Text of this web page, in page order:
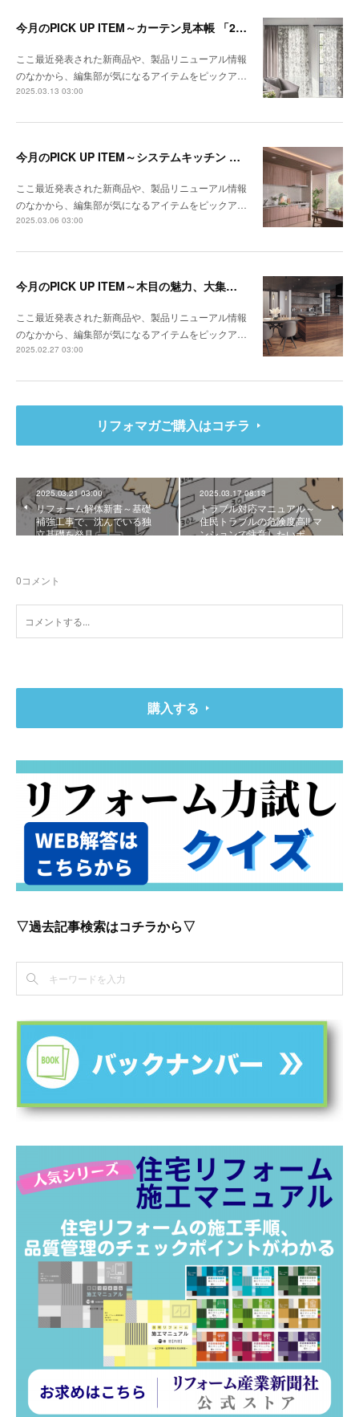
今月のPICK UP ITEM～カーテン見本帳 「2024-2028 ストリングス」、『RIVIERA TILE COLLECTION 2024-2025 LINEUP CATALOGUE VOL.2
ここ最近発表された新商品や、製品リニューアル情報
のなかから、編集部が気になるアイテムをピックア…
2025.03.13 03:00
今月のPICK UP ITEM～システムキッチン クルート、エコキュート CHP-E37LUX1／ES46LUX1
ここ最近発表された新商品や、製品リニューアル情報
のなかから、編集部が気になるアイテムをピックア…
2025.03.06 03:00
今月のPICK UP ITEM～木目の魅力、大集合！
ここ最近発表された新商品や、製品リニューアル情報
のなかから、編集部が気になるアイテムをピックア…
2025.02.27 03:00
リフォマガご購入はコチラ
2025.03.21 03:00
リフォーム解体新書～基礎
補強工事で、沈んでいる独
立基礎を発見
2025.03.17 08:13
トラブル対応マニュアル～
住民トラブルの危険度高!! マ
ンションで注意したいポ…
0コメント
購入する
▽過去記事検索はコチラから▽